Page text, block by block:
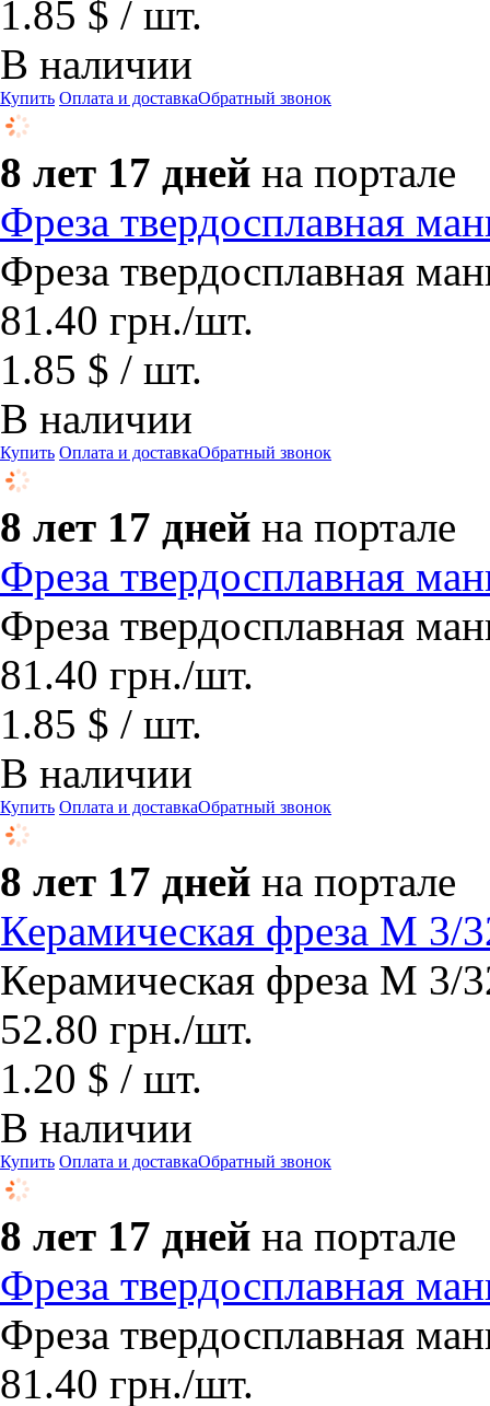
1.85 $ / шт.
В наличии
Купить Оплата и доставкаОбратный звонок
8 лет 17 дней на портале
Фреза твердосплавная
Фреза твердосплавная
81.40 грн./шт.
1.85 $ / шт.
В наличии
Купить Оплата и доставкаОбратный звонок
8 лет 17 дней на портале
Фреза твердосплавная
Фреза твердосплавная
81.40 грн./шт.
1.85 $ / шт.
В наличии
Купить Оплата и доставкаОбратный звонок
8 лет 17 дней на портале
Керамическая фреза М 3/
Керамическая фреза М 3/
52.80 грн./шт.
1.20 $ / шт.
В наличии
Купить Оплата и доставкаОбратный звонок
8 лет 17 дней на портале
Фреза твердосплавная
Фреза твердосплавная
81.40 грн./шт.